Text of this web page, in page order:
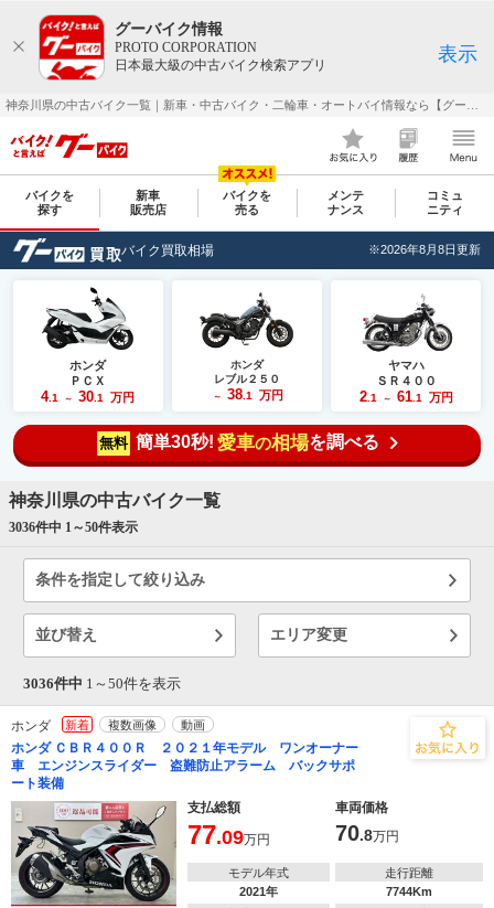
グーバイク情報
PROTO CORPORATION
日本最大級の中古バイク検索アプリ
表示
バイクを
探す
新車
販売店
バイクを
売る
メンテ
ナンス
コミュ
ニティ
バイク買取相場 ※2026年8月8日更新
ホンダ
ＰＣＸ
4.1 ～ 30 .1 万円
ホンダ
レブル２５０
～ 38.1 万円
ヤマハ
ＳＲ４００
2.1 ～ 61.1 万円
無料 簡単30秒! 愛車の相場を調べる
神奈川県の中古バイク一覧
3036件中 1～50件表示
条件を指定して絞り込み
並び替え エリア変更
3036件中 1～ 50件を表示
ホンダ 新着 複数画像 動画
ホンダ ＣＢＲ４００Ｒ ２０２１年モデル ワンオーナー
車 エンジンスライダー 盗難防止アラーム バックサポ
ート装備
支払総額
車両価格
77.09万円 70.8万円
モデル年式
2021年
走行距離
7744Km